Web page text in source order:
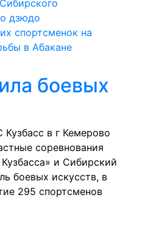
дзюдо
спортсменок на
в Абакане
боевых
Кузбасс в г Кемерово
соревнования
и Сибирский
боевых искусств, в
295 спортсменов